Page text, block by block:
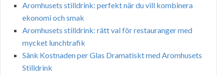
Aromhusets stilldrink: perfekt när du vill kombinera
ekonomi och smak
Aromhusets stilldrink: rätt val för restauranger med
mycket lunchtrafik
Sänk Kostnaden per Glas Dramatiskt med Aromhusets
Stilldrink